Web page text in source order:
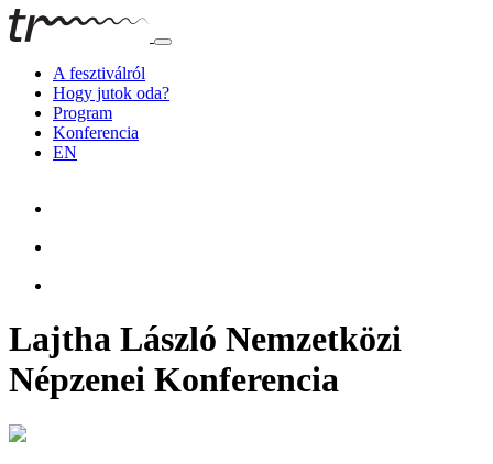
A fesztiválról
Hogy jutok oda?
Program
Konferencia
EN
Lajtha László Nemzetközi
Népzenei Konferencia